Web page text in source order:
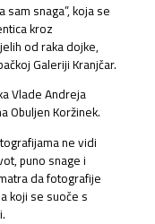
sam snaga”, koja se
kroz
od raka dojke,
Galeriji Kranjčar.
Vlade Andreja
Obuljen Koržinek.
ne vidi
puno snage i
da fotografije
koji se suoče s